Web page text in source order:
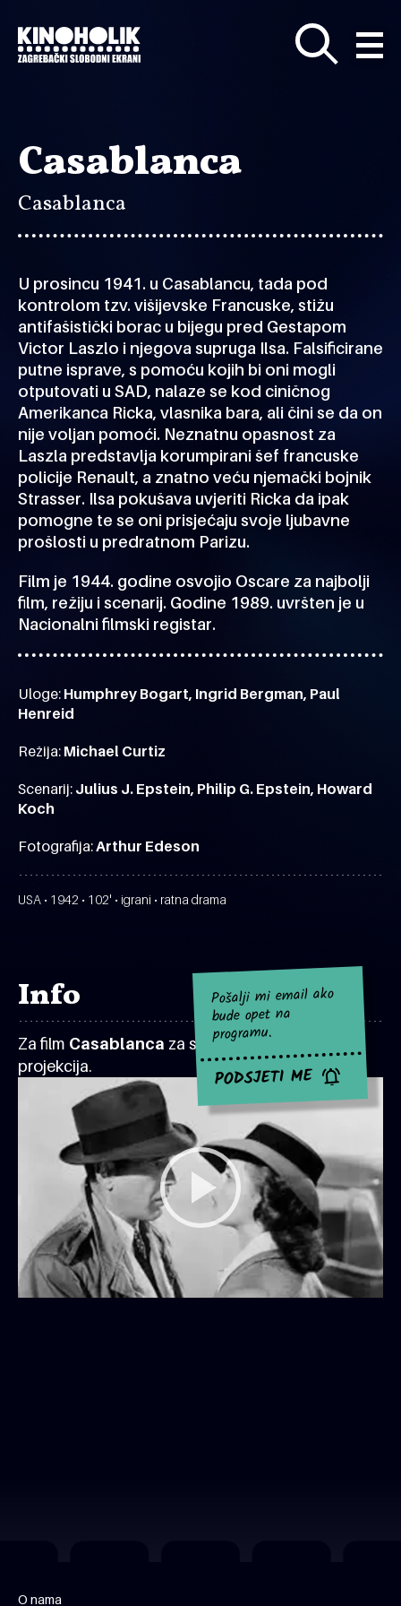
glavni
sadržaj
Casablanca
Casablanca
U prosincu 1941. u Casablancu, tada pod
kontrolom tzv. višijevske Francuske, stižu
antifašistički borac u bijegu pred Gestapom
Victor Laszlo i njegova supruga Ilsa. Falsificirane
putne isprave, s pomoću kojih bi oni mogli
otputovati u SAD, nalaze se kod ciničnog
Amerikanca Ricka, vlasnika bara, ali čini se da on
nije voljan pomoći. Neznatnu opasnost za
Laszla predstavlja korumpirani šef francuske
policije Renault, a znatno veću njemački bojnik
Strasser. Ilsa pokušava uvjeriti Ricka da ipak
pomogne te se oni prisjećaju svoje ljubavne
prošlosti u predratnom Parizu.
Film je 1944. godine osvojio Oscare za najbolji
film, režiju i scenarij. Godine 1989. uvršten je u
Nacionalni filmski registar.
Uloge: Humphrey Bogart, Ingrid Bergman, Paul
Henreid
Režija: Michael Curtiz
Scenarij: Julius J. Epstein, Philip G. Epstein, Howard
Koch
Fotografija:Arthur Edeson
USA • 1942 • 102' • igrani • ratna drama
Info
Za film Casablanca za sad nema najavljenih
projekcija.
Pošalji mi email ako
bude opet na
programu.
PODSJETI ME
O nama